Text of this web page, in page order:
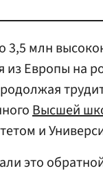
3,5 млн
из Европы на
Высшей
и
это